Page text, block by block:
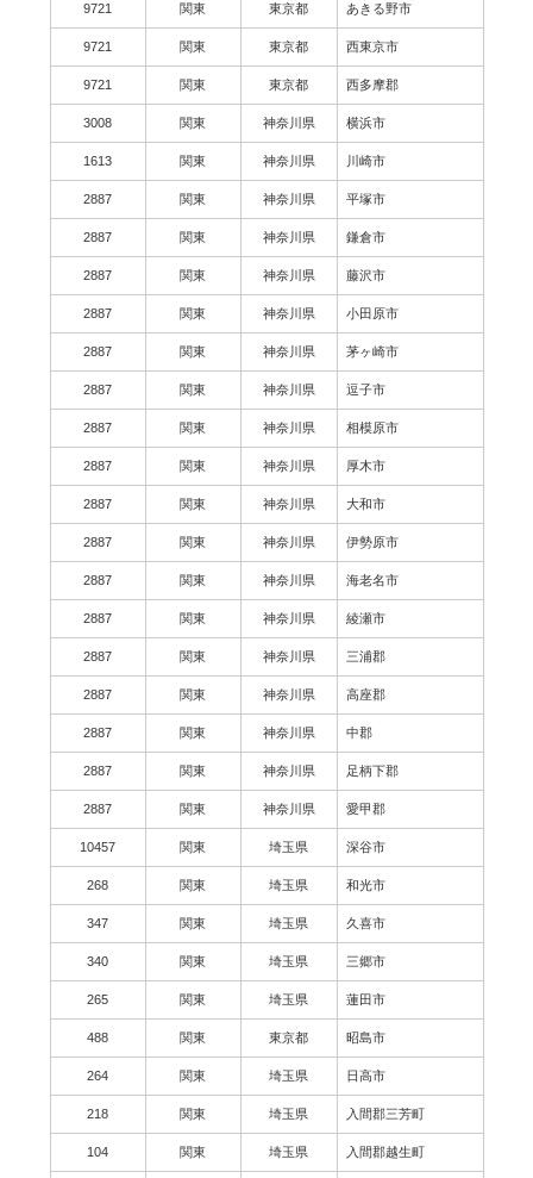
9721 関東 東京都 あきる野市
9721 関東 東京都 西東京市
9721 関東 東京都 西多摩郡
3008 関東 神奈川県 横浜市
1613 関東 神奈川県 川崎市
2887 関東 神奈川県 平塚市
2887 関東 神奈川県 鎌倉市
2887 関東 神奈川県 藤沢市
2887 関東 神奈川県 小田原市
2887 関東 神奈川県 茅ヶ崎市
2887 関東 神奈川県 逗子市
2887 関東 神奈川県 相模原市
2887 関東 神奈川県 厚木市
2887 関東 神奈川県 大和市
2887 関東 神奈川県 伊勢原市
2887 関東 神奈川県 海老名市
2887 関東 神奈川県 綾瀬市
2887 関東 神奈川県 三浦郡
2887 関東 神奈川県 高座郡
2887 関東 神奈川県 中郡
2887 関東 神奈川県 足柄下郡
2887 関東 神奈川県 愛甲郡
10457 関東 埼玉県 深谷市
268 関東 埼玉県 和光市
347 関東 埼玉県 久喜市
340 関東 埼玉県 三郷市
265 関東 埼玉県 蓮田市
488 関東 東京都 昭島市
264 関東 埼玉県 日高市
218 関東 埼玉県 入間郡三芳町
104 関東 埼玉県 入間郡越生町